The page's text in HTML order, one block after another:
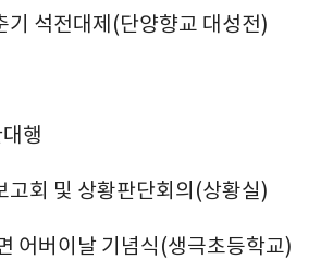
기 석전대제(단양향교 대성전)
행
고회 및 상황판단회의(상황실)
어버이날 기념식(생극초등학교)